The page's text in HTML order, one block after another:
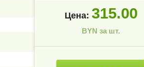
Цена: 315.00
BYN за шт.